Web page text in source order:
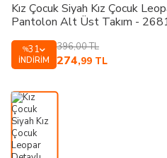
Kız Çocuk Siyah Kız Çocuk
Pantolon Alt Üst Takım -
%31
İNDIRIM
396,00TL
274,99 TL